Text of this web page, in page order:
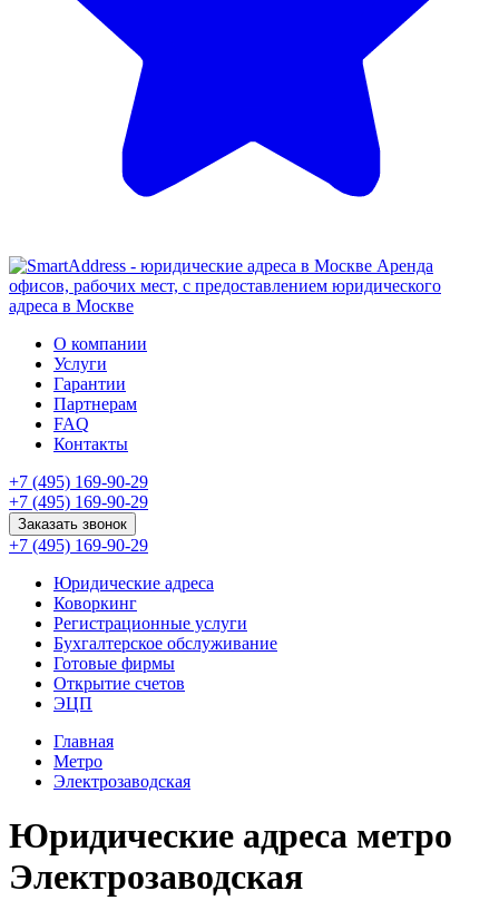
Аренда
офисов, рабочих мест, с предоставлением юридического
адреса в Москве
О компании
Услуги
Гарантии
Партнерам
FAQ
Контакты
+7 (495) 169-90-29
+7 (495) 169-90-29
Заказать звонок
+7 (495) 169-90-29
Юридические адреса
Коворкинг
Регистрационные услуги
Бухгалтерское обслуживание
Готовые фирмы
Открытие счетов
ЭЦП
Главная
Метро
Электрозаводская
Юридические адреса метро
Электрозаводская